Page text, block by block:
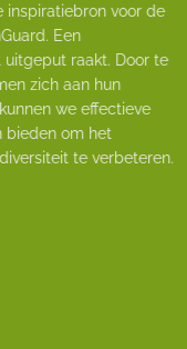
voor de
Door te
hun
effectieve
het
verbeteren.